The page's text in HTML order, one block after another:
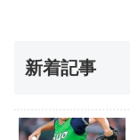
新着記事